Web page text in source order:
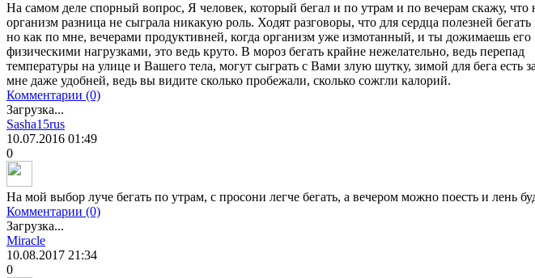
На самом деле спорный вопрос, Я человек, который бегал и по утрам и по вечерам скажу, что
организм разница не сыграла никакую роль. Ходят разговоры, что для сердца полезней бегать
но как по мне, вечерами продуктивней, когда организм уже измотанный, и ты дожимаешь его
физическими нагрузками, это ведь круто. В мороз бегать крайне нежелательно, ведь перепад
температуры на улице и Вашего тела, могут сыграть с Вами злую шутку, зимой для бега есть
мне даже удобней, ведь вы видите сколько пробежали, сколько сожгли калорий.
Комментарии (0)
Загрузка...
Sasha15rus
10.07.2016 01:49
0
На мой выбор луче бегать по утрам, с просони легче бегать, а вечером можно поесть и лень
Комментарии (0)
Загрузка...
Miracle
10.08.2017 21:34
0